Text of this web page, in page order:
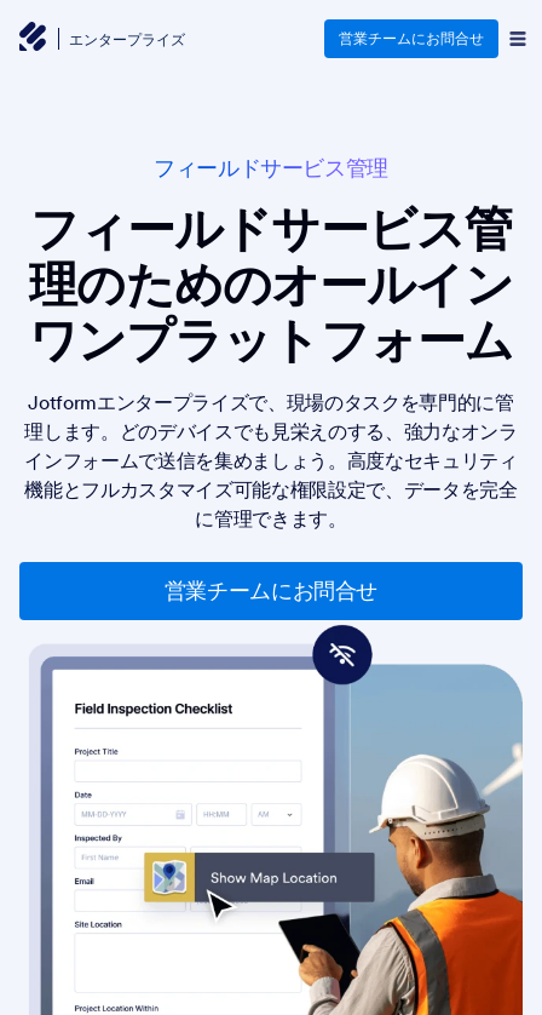
エンタープライズ 営業チームにお問合せ
フィールドサービス管理
フィールドサービス管
理のためのオールイン
ワンプラットフォーム
Jotformエンタープライズで、現場のタスクを専門的に管
理します。どのデバイスでも見栄えのする、強力なオンラ
インフォームで送信を集めましょう。高度なセキュリティ
機能とフルカスタマイズ可能な権限設定で、データを完全
に管理できます。
営業チームにお問合せ